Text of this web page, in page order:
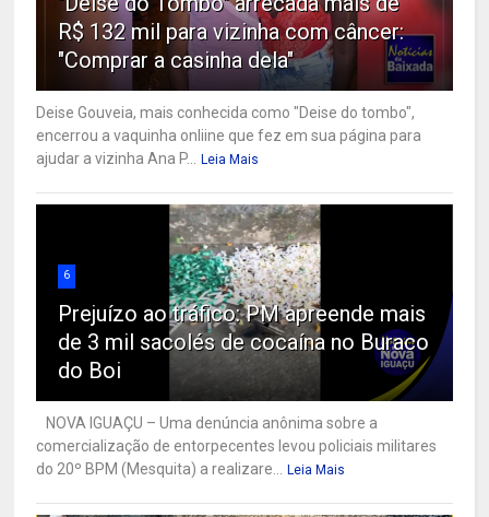
R$ 132 mil para vizinha com câncer:
"Comprar a casinha dela"
Deise Gouveia, mais conhecida como "Deise do tombo",
encerrou a vaquinha onliine que fez em sua página para
ajudar a vizinha Ana P... Leia Mais
6
Prejuízo ao tráfico: PM apreende mais
de 3 mil sacolés de cocaína no Buraco
do Boi
NOVA IGUAÇU – Uma denúncia anônima sobre a
comercialização de entorpecentes levou policiais militares
do 20º BPM (Mesquita) a realizare... Leia Mais